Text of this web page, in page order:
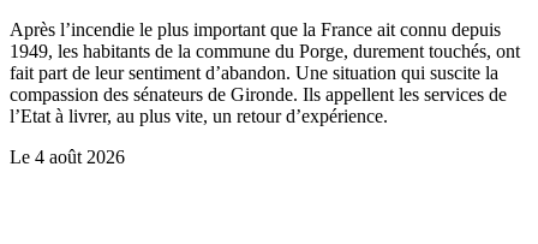
Après l’incendie le plus important que la France ait connu depuis
1949, les habitants de la commune du Porge, durement touchés, ont
fait part de leur sentiment d’abandon. Une situation qui suscite la
compassion des sénateurs de Gironde. Ils appellent les services de
l’Etat à livrer, au plus vite, un retour d’expérience.
Le 4 août 2026